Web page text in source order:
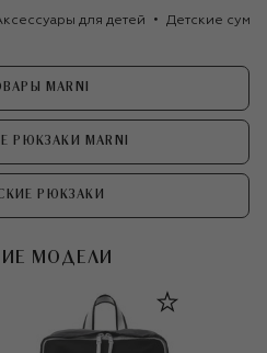
для детей Детские сумки
MARNI
РЮКЗАКИ MARNI
РЮКЗАКИ
МОДЕЛИ